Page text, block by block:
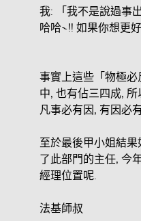
我: 「我不是說過事
哈哈~!! 如果你想更
事實上這些「物極必
中, 也有佔三四成,
凡事必有因, 有因必
至於最後甲小姐結
了此部門的主任, 今
經理位置呢.
法基師叔